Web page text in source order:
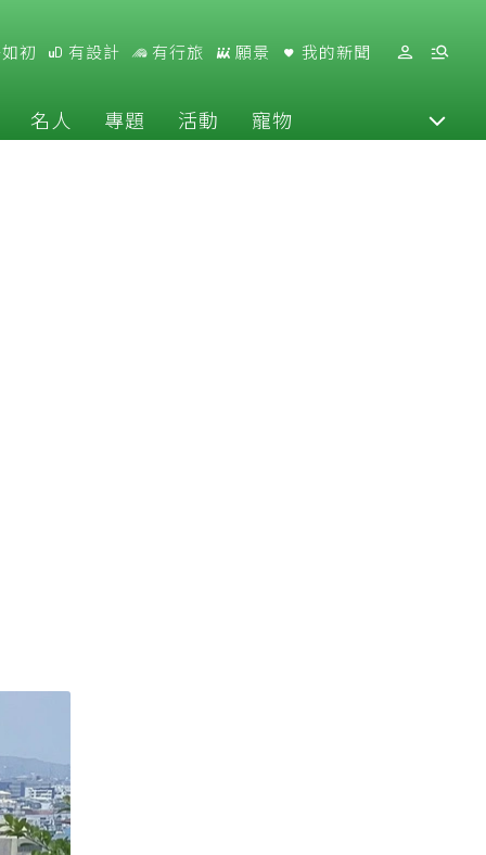
初 有設計 有行旅 願景 我的新聞
名人 專題 活動 寵物